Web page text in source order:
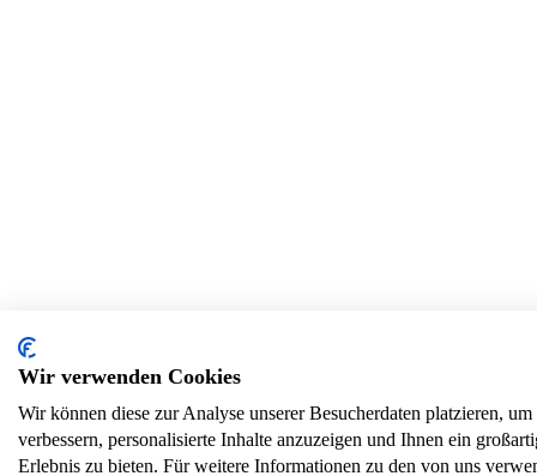
Wir verwenden Cookies
Wir können diese zur Analyse unserer Besucherdaten platzieren, um
verbessern, personalisierte Inhalte anzuzeigen und Ihnen ein
Erlebnis zu bieten. Für weitere Informationen zu den von uns